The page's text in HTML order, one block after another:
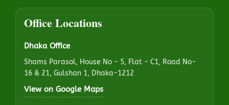
Office Locations
Dhaka Office
Shams Parasol, House No - 5, Flat - C1, Road No-
16 & 21, Gulshan 1, Dhaka-1212
View on Google Maps